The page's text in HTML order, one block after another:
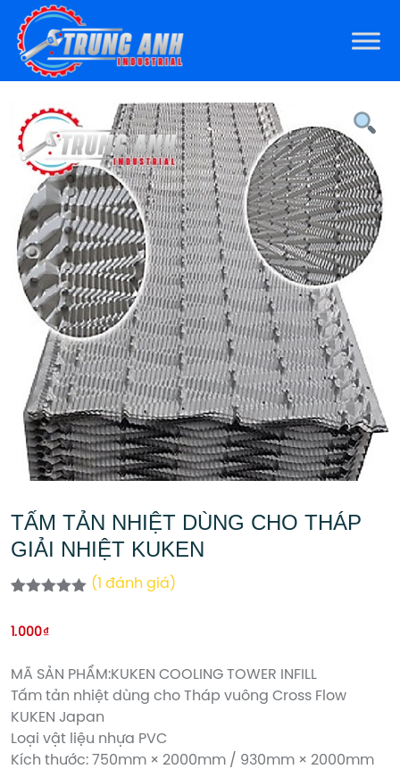
TẤM TẢN NHIỆT DÙNG CHO THÁP
GIẢI NHIỆT KUKEN
đánh giá
(1 đánh giá)
1.000₫
MÃ SẢN PHẨM:KUKEN COOLING TOWER INFILL
Tấm tản nhiệt dùng cho Tháp vuông Cross Flow
KUKEN Japan
Loại vật liệu nhựa PVC
Kích thước: 750mm × 2000mm / 930mm × 2000mm